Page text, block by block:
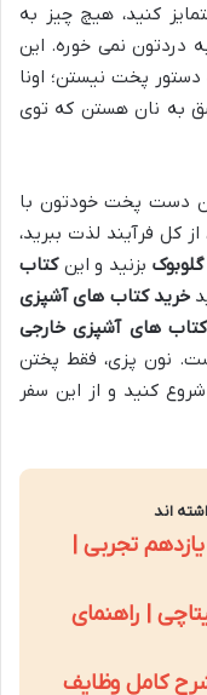
کنید، هیچ چیز به
دردتون نمی خوره. این
پخت نیستن؛ اونا
به نان هستن که توی
دست پخت خودتون با
کل فرآیند لذت ببرید،
بزنید و اینکتاب
خرید کتاب های آشپزی
کتاب های آشپزی خارجی
نون پزی، فقط پختن
کنید و از این سفر
اند
تجربی |
| راهنمای
کامل وظایف